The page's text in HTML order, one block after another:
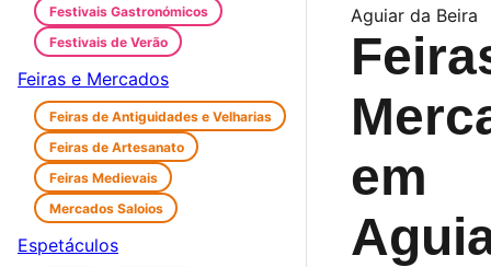
Aguiar da Beira
em
Festivais Gastronómicos
Festivais de Verão
Feiras e Mercados
Feiras de Antiguidades e Velharias
Feiras de Artesanato
Feiras Medievais
Mercados Saloios
Espetáculos